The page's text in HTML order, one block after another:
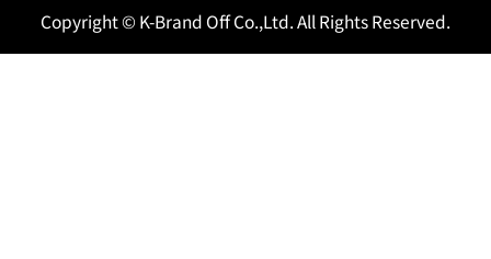
Copyright © K-Brand Off Co.,Ltd. All Rights Reserved.